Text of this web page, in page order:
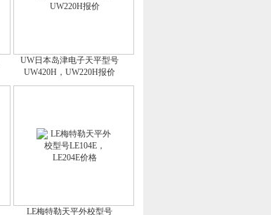
UW日本岛津电子天平型号
UW420H，UW220H报价
LE梅特勒天平外校型号